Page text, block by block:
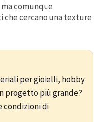
comunque
che cercano una texture
per gioielli, hobby
progetto più grande?
condizioni di